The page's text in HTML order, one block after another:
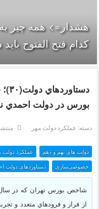
هشدار=> همه چیز
کدام فتح الفتوح
بورس در دولت احمدي
دسته: عملکرد دولت مهر منتشر
دولت های نهم و دهم عملکرد دولت
دستاوردهای دولت
خصوصی‌سازی